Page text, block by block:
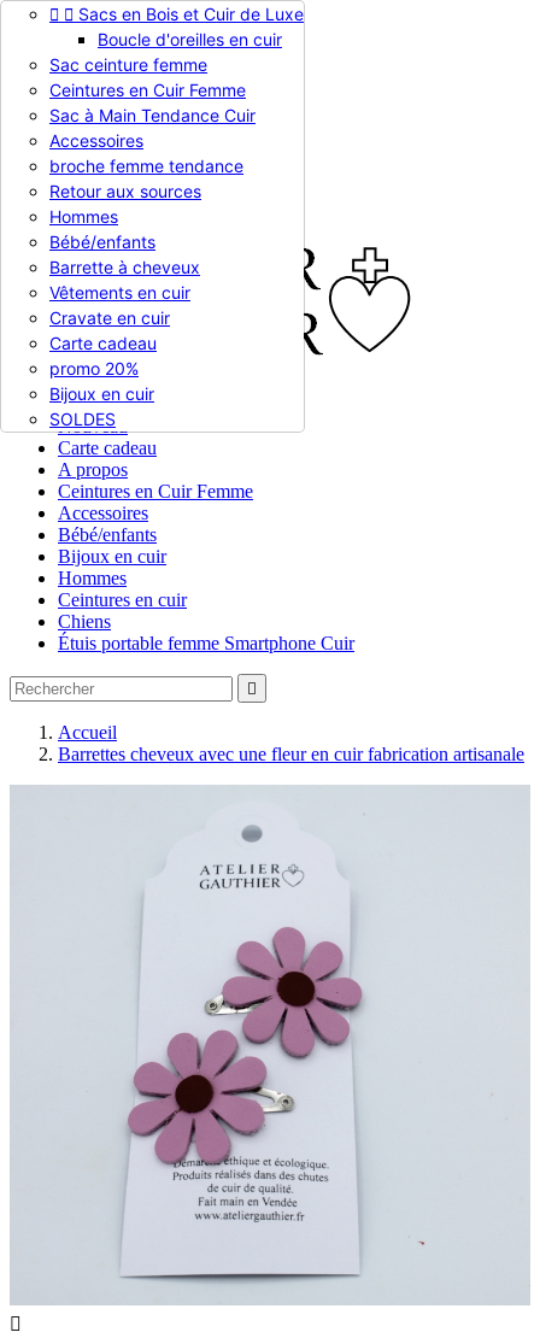
Appelez-nous :0786510612
EUR € 
EUR €
RUB RUB
Connexion
shopping_cart Panier (0)
  En stock
  Sacs en Bois et Cuir de Luxe
Boucle d'oreilles en cuir
Sac ceinture femme
Ceintures en Cuir Femme
Sac à Main Tendance Cuir
Accessoires
broche femme tendance
Retour aux sources
Hommes
Bébé/enfants
Barrette à cheveux
Vêtements en cuir
Cravate en cuir
Carte cadeau
promo 20%
Bijoux en cuir
SOLDES
Nouveau
Carte cadeau
A propos
Ceintures en Cuir Femme
Accessoires
Bébé/enfants
Bijoux en cuir
Hommes
Ceintures en cuir
Chiens
Étuis portable femme Smartphone Cuir

Accueil
Barrettes cheveux avec une fleur en cuir fabrication artisanale
